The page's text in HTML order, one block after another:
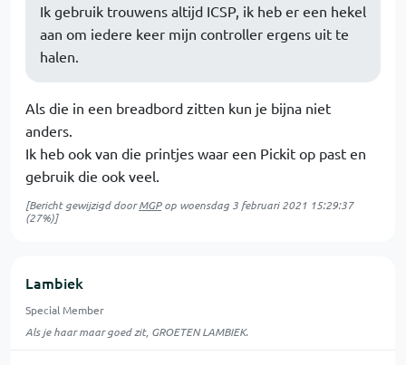
Ik gebruik trouwens altijd ICSP, ik heb er een hekel
aan om iedere keer mijn controller ergens uit te
halen.
Als die in een breadbord zitten kun je bijna niet
anders.
Ik heb ook van die printjes waar een Pickit op past en
gebruik die ook veel.
[Bericht gewijzigd doorMGPop woensdag 3 februari 2021 15:29:37
(27%)]
Lambiek
Special Member
Als je haar maar goed zit, GROETEN LAMBIEK.